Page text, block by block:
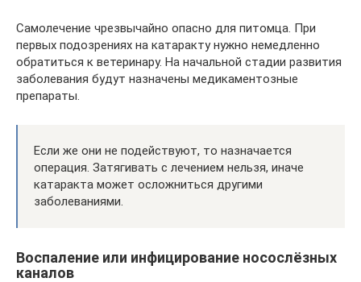
Самолечение чрезвычайно опасно для питомца. При
первых подозрениях на катаракту нужно немедленно
обратиться к ветеринару. На начальной стадии развития
заболевания будут назначены медикаментозные
препараты.
Если же они не подействуют, то назначается
операция. Затягивать с лечением нельзя, иначе
катаракта может осложниться другими
заболеваниями.
Воспаление или инфицирование носослёзных
каналов